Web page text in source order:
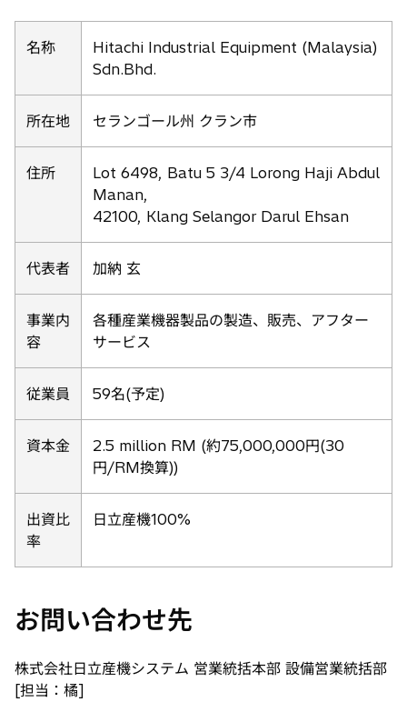
名称
Hitachi Industrial Equipment (Malaysia)
Sdn.Bhd.
所在地 セランゴール州 クラン市
住所
Lot 6498, Batu 5 3/4 Lorong Haji Abdul
Manan,
42100, Klang Selangor Darul Ehsan
代表者 加納 玄
事業内
容
各種産業機器製品の製造、販売、アフター
サービス
従業員 59名(予定)
資本金
2.5 million RM (約75,000,000円(30
円/RM換算))
出資比
率
日立産機100%
お問い合わせ先
株式会社日立産機システム 営業統括本部 設備営業統括部
[担当：橘]